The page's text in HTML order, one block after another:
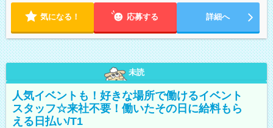
気になる！ 応募する 詳細へ
未読
人気イベントも！好きな場所で働けるイベント
スタッフ☆来社不要！働いたその日に給料もら
える日払い/T1